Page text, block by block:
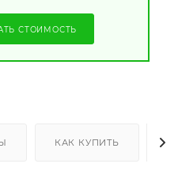
СТОИМОСТЬ
КАК КУПИТЬ